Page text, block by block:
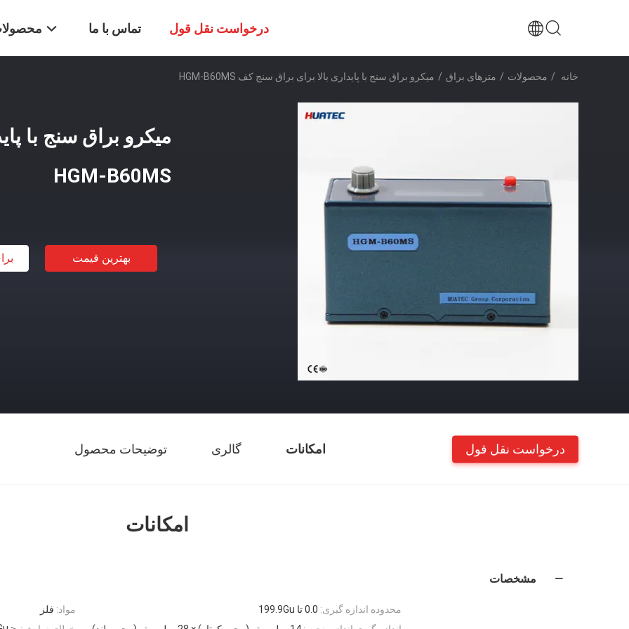
تماس با ما درخواست نقل قول
خانه / محصولات / مترهای براق / میکرو براق سنج با پایداری بالا برای براق سنج کف HGM-B60MS
میکرو براق سنج با
HGM-B60MS
بهترین قیمت
امکانات گالری توضیحات محصول درخواست نقل قول
امکانات
مشخصات
مواد: فلز محدوده اندازه گیری: 0.0 تا 199.9Gu